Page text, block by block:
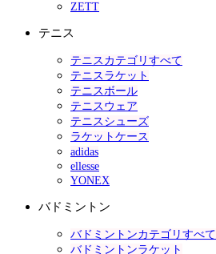
ZETT
テニス
テニスカテゴリすべて
テニスラケット
テニスボール
テニスウェア
テニスシューズ
ラケットケース
adidas
ellesse
YONEX
バドミントン
バドミントンカテゴリすべて
バドミントンラケット